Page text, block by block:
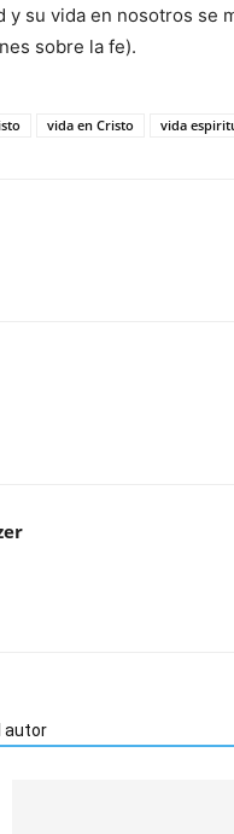
y su vida en nosotros se
sobre la fe).
vida en Cristo vida
autor